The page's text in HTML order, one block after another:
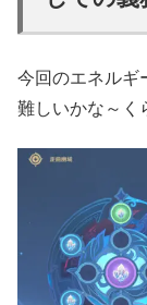
今回のエネルギ
難しいかな～く